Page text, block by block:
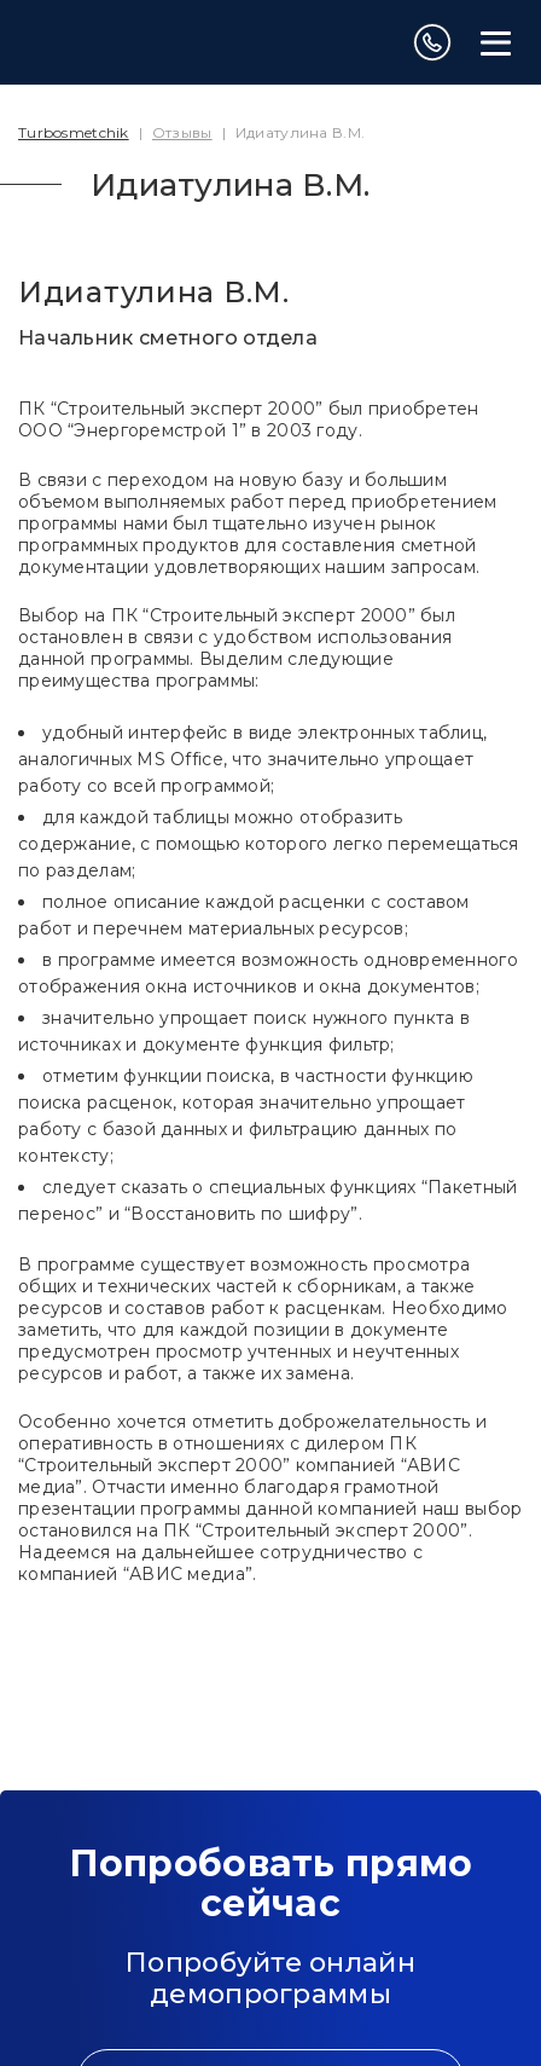
Turbosmetchik | Отзывы | Идиатулина В.М.
Идиатулина В.М.
Идиатулина В.М.
Начальник сметного отдела
ПК “Строительный эксперт 2000” был приобретен
ООО “Энергоремстрой 1” в 2003 году.
В связи с переходом на новую базу и большим
объемом выполняемых работ перед приобретением
программы нами был тщательно изучен рынок
программных продуктов для составления сметной
документации удовлетворяющих нашим запросам.
Выбор на ПК “Строительный эксперт 2000” был
остановлен в связи с удобством использования
данной программы. Выделим следующие
преимущества программы:
удобный интерфейс в виде электронных таблиц,
аналогичных MS Office, что значительно упрощает
работу со всей программой;
для каждой таблицы можно отобразить
содержание, с помощью которого легко перемещаться
по разделам;
полное описание каждой расценки с составом
работ и перечнем материальных ресурсов;
в программе имеется возможность одновременного
отображения окна источников и окна документов;
значительно упрощает поиск нужного пункта в
источниках и документе функция фильтр;
отметим функции поиска, в частности функцию
поиска расценок, которая значительно упрощает
работу с базой данных и фильтрацию данных по
контексту;
следует сказать о специальных функциях “Пакетный
перенос” и “Восстановить по шифру”.
В программе существует возможность просмотра
общих и технических частей к сборникам, а также
ресурсов и составов работ к расценкам. Необходимо
заметить, что для каждой позиции в документе
предусмотрен просмотр учтенных и неучтенных
ресурсов и работ, а также их замена.
Особенно хочется отметить доброжелательность и
оперативность в отношениях с дилером ПК
“Строительный эксперт 2000” компанией “АВИС
медиа”. Отчасти именно благодаря грамотной
презентации программы данной компанией наш выбор
остановился на ПК “Строительный эксперт 2000”.
Надеемся на дальнейшее сотрудничество с
компанией “АВИС медиа”.
Попробовать прямо
сейчас
Попробуйте онлайн
демопрограммы